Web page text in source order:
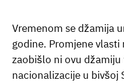
Vremenom se džamija
godine. Promjene
zaobišlo ni ovu
nacionalizacije u bivšoj